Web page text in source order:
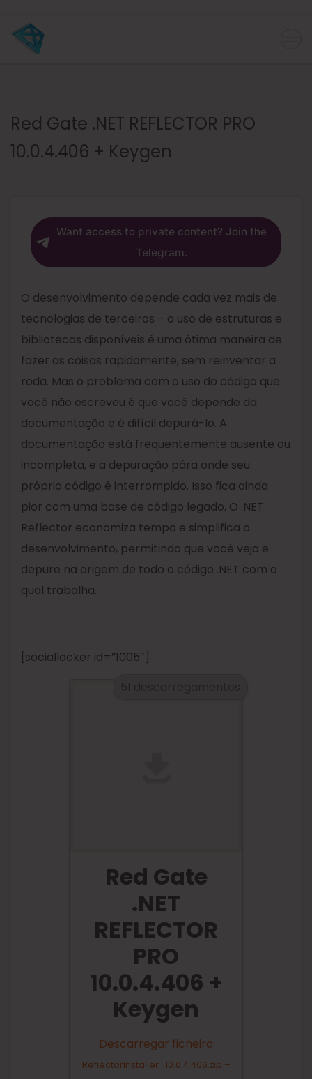
Red Gate .NET REFLECTOR PRO
10.0.4.406 + Keygen
Want access to private content? Join the
Telegram.
O desenvolvimento depende cada vez mais de
tecnologias de terceiros – o uso de estruturas e
bibliotecas disponíveis é uma ótima maneira de
fazer as coisas rapidamente, sem reinventar a
roda. Mas o problema com o uso do código que
você não escreveu é que você depende da
documentação e é difícil depurá-lo. A
documentação está frequentemente ausente ou
incompleta, e a depuração pára onde seu
próprio código é interrompido. Isso fica ainda
pior com uma base de código legado. O .NET
Reflector economiza tempo e simplifica o
desenvolvimento, permitindo que você veja e
depure na origem de todo o código .NET com o
qual trabalha.
[sociallocker id=”1005″]
51 descarregamentos
Red Gate
.NET
REFLECTOR
PRO
10.0.4.406 +
Keygen
Descarregar ficheiro
ReflectorInstaller_10.0.4.406.zip –